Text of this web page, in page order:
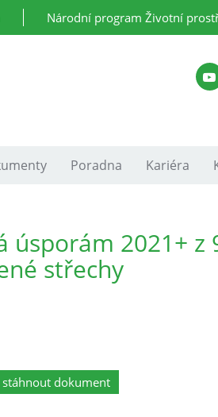
Národní program Životní
Poradna Kariéra
úsporám 2021+ z
střechy
stáhnout dokument